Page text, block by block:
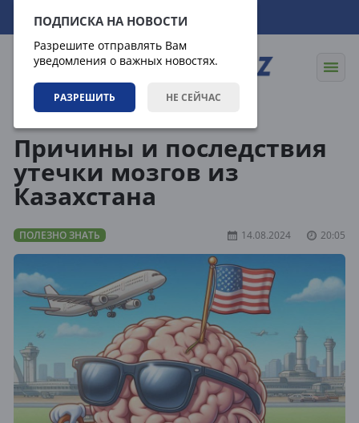
ПОДПИСКА НА НОВОСТИ
Разрешите отправлять Вам
уведомления о важных новостях.
РАЗРЕШИТЬ НЕ СЕЙЧАС
07.08.2026 03:15:58
Причины и последствия
утечки мозгов из
Казахстана
ПОЛЕЗНО ЗНАТЬ 14.08.2024 20:05